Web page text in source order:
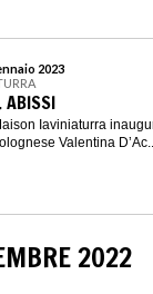
2023
ABISSI
Iaviniaturra
Valentina
2022